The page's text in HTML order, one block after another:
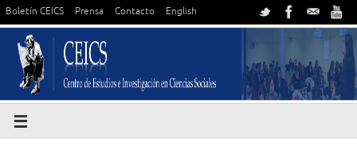
Boletín CEICS Prensa Contacto English